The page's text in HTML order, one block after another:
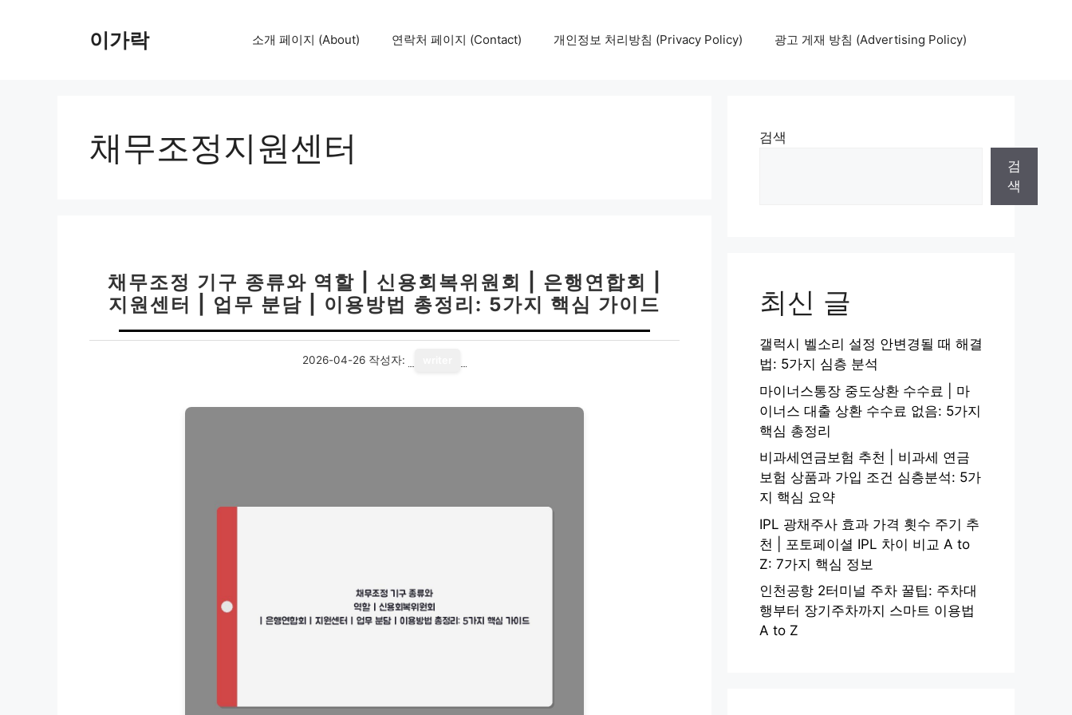
이가락 소개 페이지 (About) 연락처 페이지 (Contact) 개인정보 처리방침 (Privacy Policy) 광고 게재 방침 (Advertising Policy)
채무조정지원센터
채무조정 기구 종류와 역할 | 신용회복위원회 | 은행연합회 |
지원센터 | 업무 분담 | 이용방법 총정리: 5가지 핵심 가이드
2026-04-26 작성자:
검색
검
색
최신 글
갤럭시 벨소리 설정 안변경될 때 해결
법: 5가지 심층 분석
마이너스통장 중도상환 수수료 | 마
이너스 대출 상환 수수료 없음: 5가지
핵심 총정리
비과세연금보험 추천 | 비과세 연금
보험 상품과 가입 조건 심층분석: 5가
지 핵심 요약
IPL 광채주사 효과 가격 횟수 주기 추
천 | 포토페이셜 IPL 차이 비교 A to
Z: 7가지 핵심 정보
인천공항 2터미널 주차 꿀팁: 주차대
행부터 장기주차까지 스마트 이용법
A to Z